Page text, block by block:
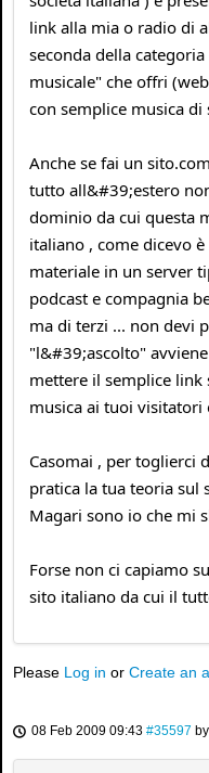
link alla mia o radio di
seconda della
musicale" che offri
con semplice musica di
Anche se fai un
tutto all&#39;estero
dominio da cui questa
italiano , come dicevo
materiale in un server
podcast e compagnia
ma di terzi ... non devi
"l&#39;ascolto"
mettere il semplice
musica ai tuoi visitatori
Casomai , per toglierci
pratica la tua teoria sul
Magari sono io che mi
Forse non ci capiamo
sito italiano da cui il
Please Log in or Create an
08 Feb 2009 09:43 #35597 by